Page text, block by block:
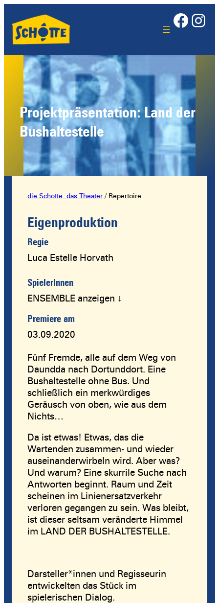
Projektpräsentation: Land der
Bushaltestelle
die Schotte. das Theater / Repertoire
Eigenproduktion
Regie
Luca Estelle Horvath
SpielerInnen
ENSEMBLE anzeigen ↓
Premiere am
03.09.2020
Fünf Fremde, alle auf dem Weg von
Daundda nach Dortunddort. Eine
Bushaltestelle ohne Bus. Und
schließlich ein merkwürdiges
Geräusch von oben, wie aus dem
Nichts…
Da ist etwas! Etwas, das die
Wartenden zusammen- und wieder
auseinanderwirbeln wird. Aber was?
Und warum? Eine skurrile Suche nach
Antworten beginnt. Raum und Zeit
scheinen im Linienersatzverkehr
verloren gegangen zu sein. Was bleibt,
ist dieser seltsam veränderte Himmel
im LAND DER BUSHALTESTELLE.
Darsteller*innen und Regisseurin
entwickelten das Stück im
spielerischen Dialog.